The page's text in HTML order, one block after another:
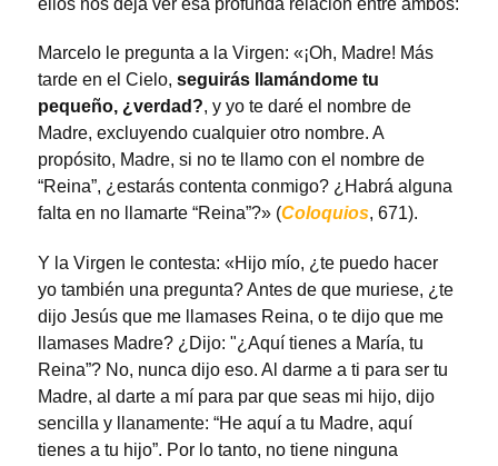
Marcelo le pregunta a la Virgen: «¡Oh, Madre! Más
tarde en el Cielo, seguirás llamándome tu
pequeño, ¿verdad?, y yo te daré el nombre de
Madre, excluyendo cualquier otro nombre. A
propósito, Madre, si no te llamo con el nombre de
“Reina”, ¿estarás contenta conmigo? ¿Habrá alguna
falta en no llamarte “Reina”?» (Coloquios, 671).
Y la Virgen le contesta: «Hijo mío, ¿te puedo hacer
yo también una pregunta? Antes de que muriese, ¿te
dijo Jesús que me llamases Reina, o te dijo que me
llamases Madre? ¿Dijo: "¿Aquí tienes a María, tu
Reina”? No, nunca dijo eso. Al darme a ti para ser tu
Madre, al darte a mí para par que seas mi hijo, dijo
sencilla y llanamente: “He aquí a tu Madre, aquí
tienes a tu hijo”. Por lo tanto, no tiene ninguna